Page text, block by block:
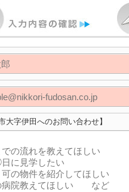
大字伊田へのお問い合わせ】